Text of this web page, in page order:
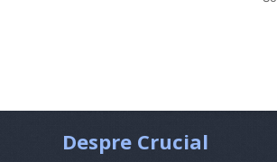
Despre Crucial